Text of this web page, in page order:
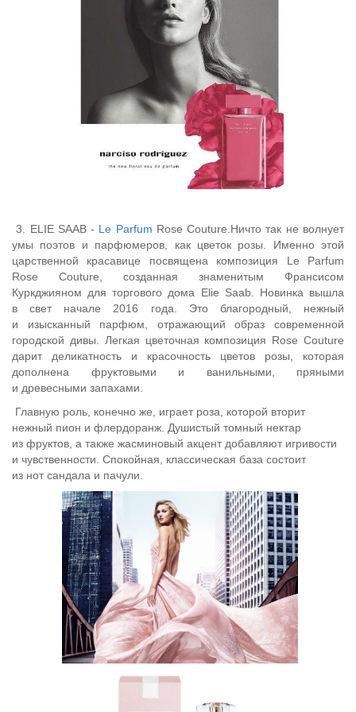
3. ELIE SAAB - Le Parfum Rose Couture.Ничто так не волнует
умы поэтов и парфюмеров, как цветок розы. Именно этой
царственной красавице посвящена композиция Le Parfum
Rose Couture, созданная знаменитым Франсисом
Куркджияном для торгового дома Elie Saab. Новинка вышла
в свет начале 2016 года. Это благородный, нежный
и изысканный парфюм, отражающий образ современной
городской дивы. Легкая цветочная композиция Rose Couture
дарит деликатность и красочность цветов розы, которая
дополнена фруктовыми и ванильными, пряными
и древесными запахами.
Главную роль, конечно же, играет роза, которой вторит
нежный пион и флердоранж. Душистый томный нектар
из фруктов, а также жасминовый акцент добавляют игривости
и чувственности. Спокойная, классическая база состоит
из нот сандала и пачули.